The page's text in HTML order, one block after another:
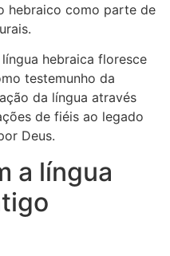
hebraico como parte de
hebraica floresce
testemunho da
da língua através
de fiéis ao legado
Deus.
a língua